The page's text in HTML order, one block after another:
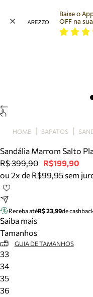
Bolsa
Tamanco
Tênis
Mule
Tire dúvidas sobre
Meus pedidos
Acompanhe seus
Baixe o
OFF na
HOME SAPATOS
Sandália Marrom Salto
R$ 399,90 R$199,90
ou 2x de R$99,95 sem
Receba atéR$ 23,99de
Saiba mais
Tamanhos
GUIA DE TAMANHOS
33
34
35
36